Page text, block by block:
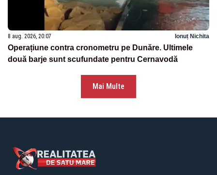
8 aug. 2026, 20:07 Ionuț Nichita
Operațiune contra cronometru pe Dunăre. Ultimele
două barje sunt scufundate pentru Cernavodă
Mai Multe